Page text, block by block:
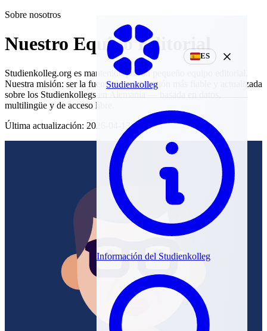
Studienkolleg
ES
Información del Studienkolleg
Sobre nosotros
Nuestro Equipo Editorial
Studienkolleg.org es mantenido por un pequeño equipo editorial.
Nuestra misión: ser la fuente de información más fiable y actualizada
sobre los Studienkollegs en Alemania — basada en datos,
multilingüe y de acceso libre.
Última actualización: 2026-04-13